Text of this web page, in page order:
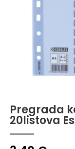
Pregrada
20listova